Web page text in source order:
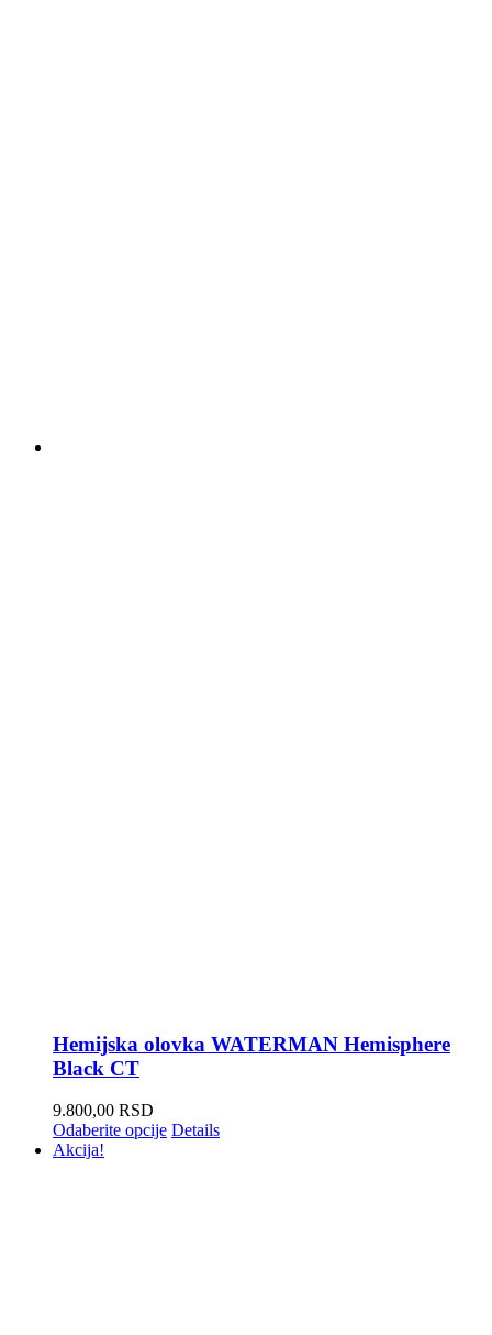
Hemijska olovka WATERMAN Hemisphere
Black CT
9.800,00 RSD
Odaberite opcije Details
Akcija!